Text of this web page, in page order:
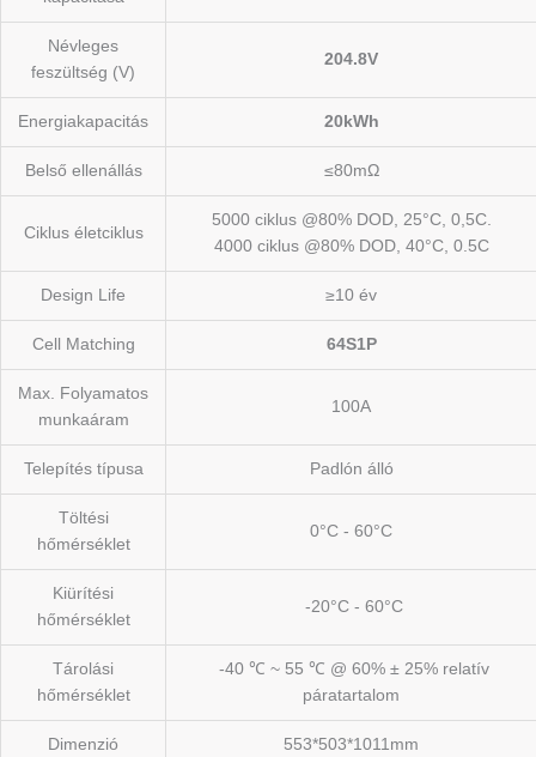
Névleges
feszültség (V)
204.8V
Energiakapacitás 20kWh
Belső ellenállás ≤80mΩ
Ciklus életciklus
5000 ciklus @80% DOD, 25°C, 0,5C.
4000 ciklus @80% DOD, 40°C, 0.5C
Design Life ≥10 év
Cell Matching 64S1P
Max. Folyamatos
munkaáram
100A
Telepítés típusa Padlón álló
Töltési
hőmérséklet
0°C - 60°C
Kiürítési
hőmérséklet
-20°C - 60°C
Tárolási
hőmérséklet
-40 ℃ ~ 55 ℃ @ 60% ± 25% relatív
páratartalom
Dimenzió 553*503*1011mm